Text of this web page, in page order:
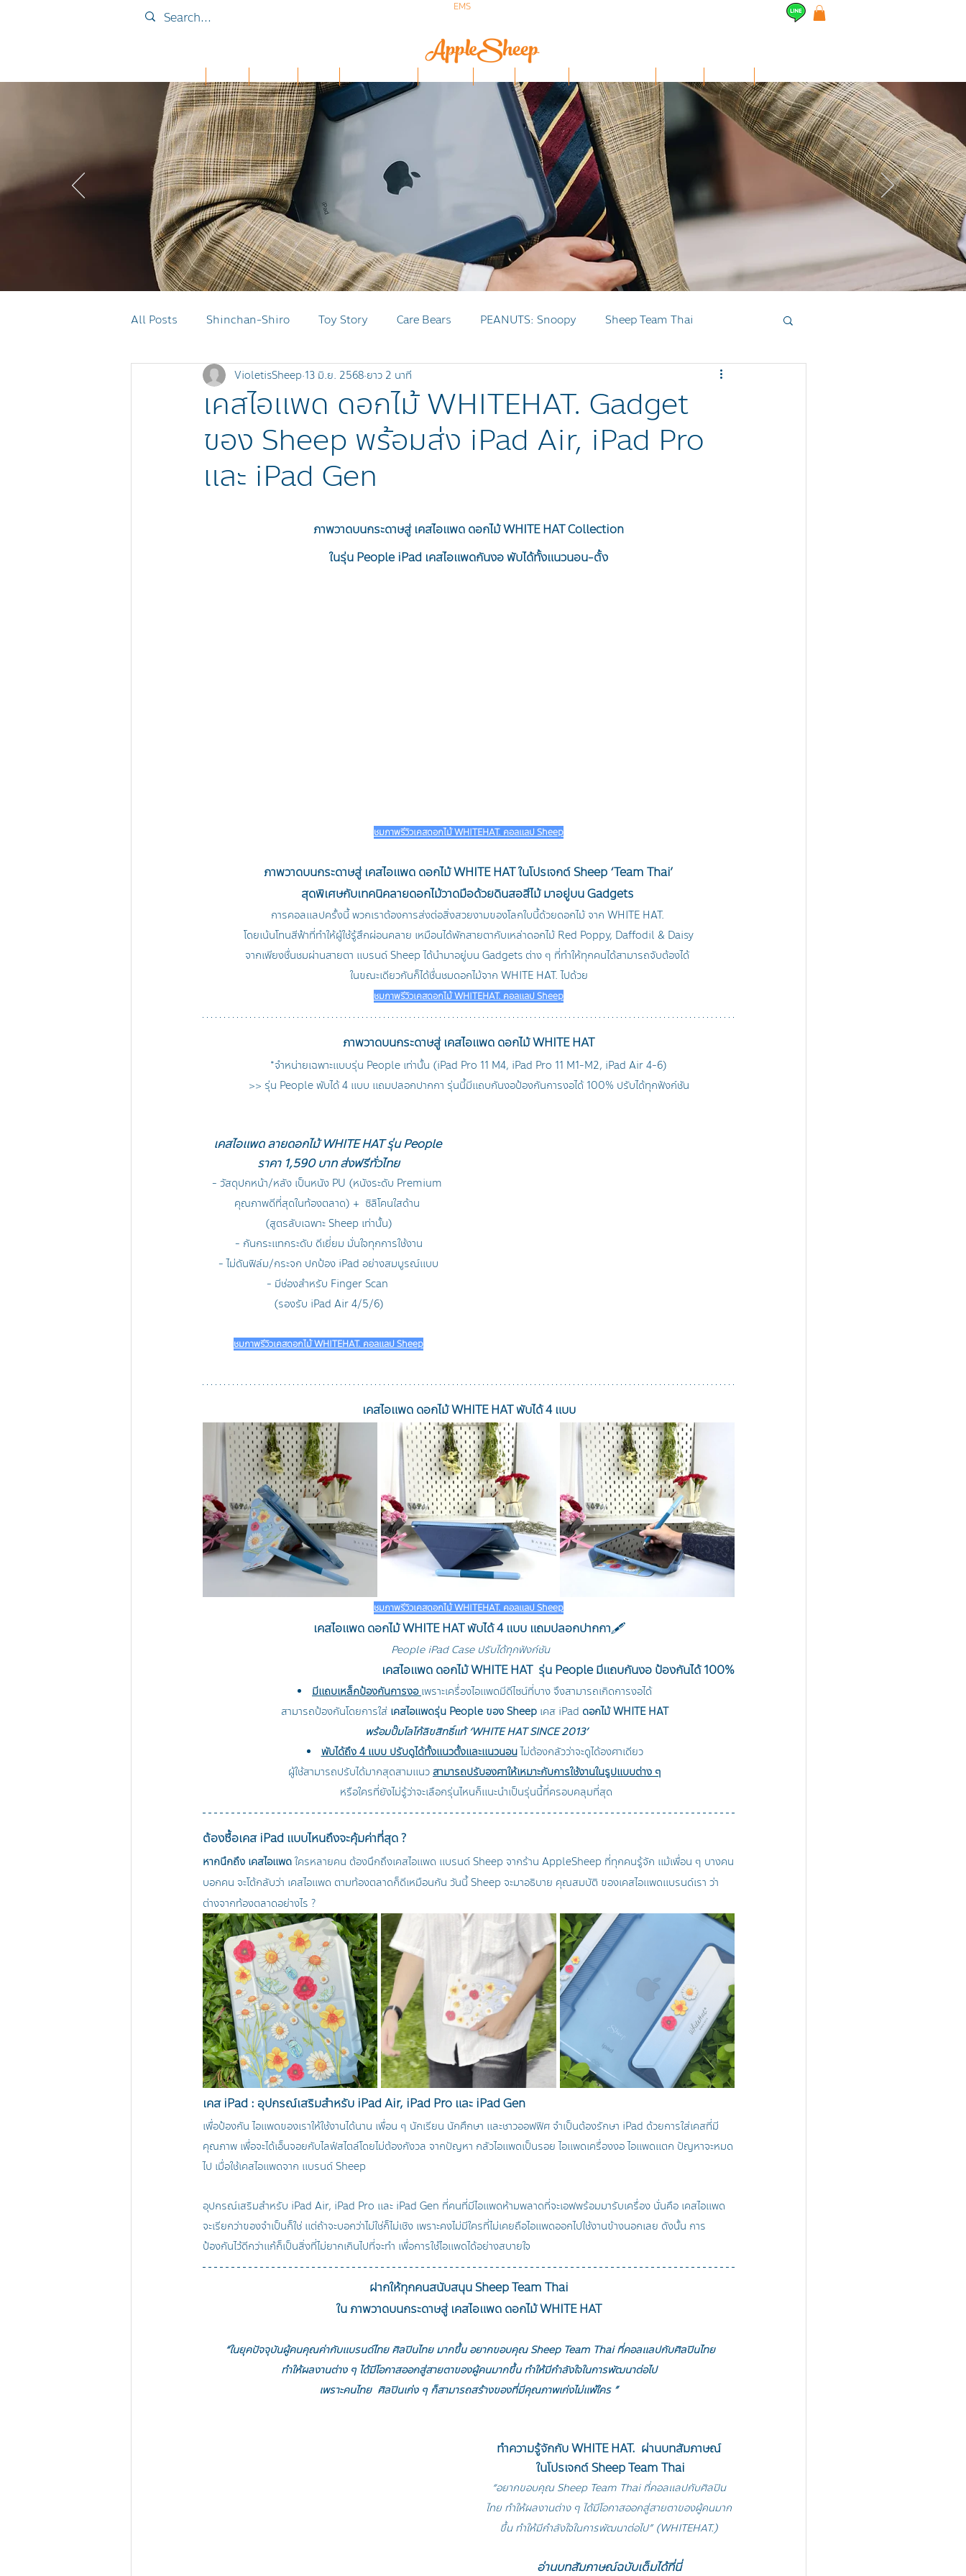
EMS
All Posts Shinchan-Shiro Toy Story Care Bears PEANUTS: Snoopy Sheep Team Thai
MOMOREI Monchhichi MICKEY AND FRIENDS Sanrio
POKÉMON SHEEP Events SHEEP OG BLEACH
เคสไอแพด ดอกไม้ WHITEHAT. Gadget
ของ Sheep พร้อมส่ง iPad Air, iPad Pro
และ iPad Gen
VioletisSheep 13 มิ.ย. 2568 ยาว 2 นาที
ภาพวาดบนกระดาษสู่ เคสไอแพด ดอกไม้ WHITE HAT Collection
ในรุ่น People iPad เคสไอแพดกันงอ พับได้ทั้งแนวนอน-ตั้ง
ชมภาพรีวิวเคสดอกไม้ WHITEHAT. คอลแลป Sheep
ภาพวาดบนกระดาษสู่ เคสไอแพด ดอกไม้ WHITE HAT ในโปรเจกต์ Sheep ‘Team Thai’
สุดพิเศษกับเทคนิคลายดอกไม้วาดมือด้วยดินสอสีไม้ มาอยู่บน Gadgets
การคอลแลปครั้งนี้ พวกเราต้องการส่งต่อสิ่งสวยงามของโลกใบนี้ด้วยดอกไม้ จาก WHITE HAT.
โดยเน้นโทนสีฟ้าที่ทำให้ผู้ใช้รู้สึกผ่อนคลาย เหมือนได้พักสายตากับเหล่าดอกไม้ Red Poppy, Daffodil & Daisy
จากเพียงชื่นชมผ่านสายตา แบรนด์ Sheep ได้นำมาอยู่บน Gadgets ต่าง ๆ ที่ทำให้ทุกคนได้สามารถจับต้องได้
ในขณะเดียวกันก็ได้ชื่นชมดอกไม้จาก WHITE HAT. ไปด้วย
ชมภาพรีวิวเคสดอกไม้ WHITEHAT. คอลแลป Sheep
ภาพวาดบนกระดาษสู่ เคสไอแพด ดอกไม้ WHITE HAT
*จำหน่ายเฉพาะแบบรุ่น People เท่านั้น (iPad Pro 11 M4, iPad Pro 11 M1-M2, iPad Air 4-6)
>> รุ่น People พับได้ 4 แบบ แถมปลอกปากกา รุ่นนี้มีแถบกันงอป้องกันการงอได้ 100% ปรับได้ทุกฟังก์ชัน
เคสไอแพด ลายดอกไม้ WHITE HAT รุ่น People
ราคา 1,590 บาท ส่งฟรีทั่วไทย
- วัสดุปกหน้า/หลัง เป็นหนัง PU (หนังระดับ Premium
คุณภาพดีที่สุดในท้องตลาด) +  ซิลิโคนใสด้าน
(สูตรลับเฉพาะ Sheep เท่านั้น)
- กันกระแทกระดับ ดีเยี่ยม มั่นใจทุกการใช้งาน
- ไม่ดันฟิล์ม/กระจก ปกป้อง iPad อย่างสมบูรณ์แบบ
- มีช่องสำหรับ Finger Scan
(รองรับ iPad Air 4/5/6)
ชมภาพรีวิวเคสดอกไม้ WHITEHAT. คอลแลป Sheep
เคสไอแพด ดอกไม้ WHITE HAT พับได้ 4 แบบ
ชมภาพรีวิวเคสดอกไม้ WHITEHAT. คอลแลป Sheep
เคสไอแพด ดอกไม้ WHITE HAT พับได้ 4 แบบ แถมปลอกปากกา🖋️
People iPad Case ปรับได้ทุกฟังก์ชัน
เคสไอแพด ดอกไม้ WHITE HAT รุ่น People มีแถบกันงอ ป้องกันได้ 100%
มีแถบเหล็กป้องกันการงอ เพราะเครื่องไอแพดมีดีไซน์ที่บาง จึงสามารถเกิดการงอได้
สามารถป้องกันโดยการใส่ เคสไอแพดรุ่น People ของ Sheep เคส iPad ดอกไม้ WHITE HAT
พร้อมปั๊มโลโก้ลิขสิทธิ์แท้ ‘WHITE HAT SINCE 2013’
พับได้ถึง 4 แบบ ปรับดูได้ทั้งแนวตั้งและแนวนอน ไม่ต้องกลัวว่าจะดูได้องศาเดียว
ผู้ใช้สามารถปรับได้มากสุดสามแนว สามารถปรับองศาให้เหมาะกับการใช้งานในรูปแบบต่าง ๆ
หรือใครที่ยังไม่รู้ว่าจะเลือกรุ่นไหนก็แนะนำเป็นรุ่นนี้ที่ครอบคลุมที่สุด
ต้องซื้อเคส iPad แบบไหนถึงจะคุ้มค่าที่สุด ?
หากนึกถึง เคสไอแพด ใครหลายคน ต้องนึกถึงเคสไอแพด แบรนด์ Sheep จากร้าน AppleSheep ที่ทุกคนรู้จัก แม้เพื่อน ๆ บางคน
บอกคน จะโต้กลับว่า เคสไอแพด ตามท้องตลาดก็ดีเหมือนกัน วันนี้ Sheep จะมาอธิบาย คุณสมบัติ ของเคสไอแพดแบรนด์เรา ว่า
ต่างจากท้องตลาดอย่างไร ?
เคส iPad : อุปกรณ์เสริมสำหรับ iPad Air, iPad Pro และ iPad Gen
เพื่อป้องกัน ไอแพดของเราให้ใช้งานได้นาน เพื่อน ๆ นักเรียน นักศึกษา และชาวออฟฟิศ จำเป็นต้องรักษา iPad ด้วยการใส่เคสที่มี
คุณภาพ เพื่อจะได้เอ็นจอยกับไลฟ์สไตล์โดยไม่ต้องกังวล จากปัญหา กลัวไอแพดเป็นรอย ไอแพดเครื่องงอ ไอแพดแตก ปัญหาจะหมด
ไป เมื่อใช้เคสไอแพดจาก แบรนด์ Sheep
อุปกรณ์เสริมสำหรับ iPad Air, iPad Pro และ iPad Gen ที่คนที่มีไอแพดห้ามพลาดที่จะเอฟพร้อมมารับเครื่อง นั่นคือ เคสไอแพด
จะเรียกว่าของจำเป็นก็ใช่ แต่ถ้าจะบอกว่าไม่ใช่ก็ไม่เชิง เพราะคงไม่มีใครที่ไม่เคยถือไอแพดออกไปใช้งานข้างนอกเลย ดังนั้น การ
ป้องกันไว้ดีกว่าแก้ก็เป็นสิ่งที่ไม่ยากเกินไปที่จะทำ เพื่อการใช้ไอแพดได้อย่างสบายใจ
ฝากให้ทุกคนสนับสนุน Sheep Team Thai
ใน ภาพวาดบนกระดาษสู่ เคสไอแพด ดอกไม้ WHITE HAT
“ในยุคปัจจุบันผู้คนคุณค่ากับเเบรนด์ไทย ศิลปินไทย มากขึ้น อยากขอบคุณ Sheep Team Thai ที่คอลเเลปกับศิลปินไทย
ทำให้ผลงานต่าง ๆ ได้มีโอกาสออกสู่สายตาของผู้คนมากขึ้น ทำให้มีกำลังใจในการพัฒนาต่อไป
เพราะคนไทย  ศิลปินเก่ง ๆ ก็สามารถสร้างของที่มีคุณภาพเก่งไม่แพ้ใคร ”
ทำความรู้จักกับ WHITE HAT.  ผ่านบทสัมภาษณ์
ในโปรเจกต์ Sheep Team Thai
“อยากขอบคุณ Sheep Team Thai ที่คอลเเลปกับศิลปิน
ไทย ทำให้ผลงานต่าง ๆ ได้มีโอกาสออกสู่สายตาของผู้คนมาก
ขึ้น ทำให้มีกำลังใจในการพัฒนาต่อไป” (WHITEHAT.)
อ่านบทสัมภาษณ์ฉบับเต็มได้ที่นี่